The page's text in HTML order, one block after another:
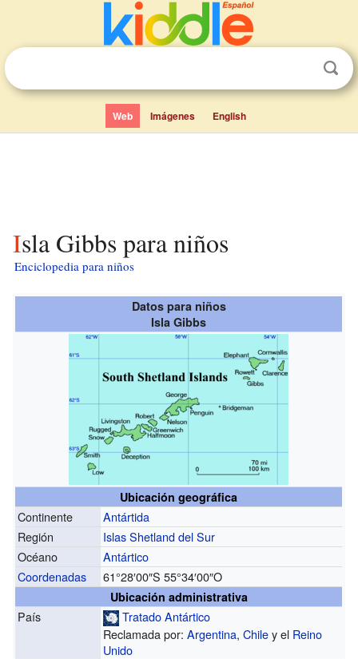
Web Imágenes English
Isla Gibbs para niños
Enciclopedia para niños
Datos para niños
Isla Gibbs
Ubicación geográfica
Continente
Antártida
Región
Islas Shetland del Sur
Océano
Antártico
Coordenadas
61°28′00″S 55°34′00″O
Ubicación administrativa
País
Tratado Antártico
Reclamada por:Argentina,Chiley el Reino
Unido